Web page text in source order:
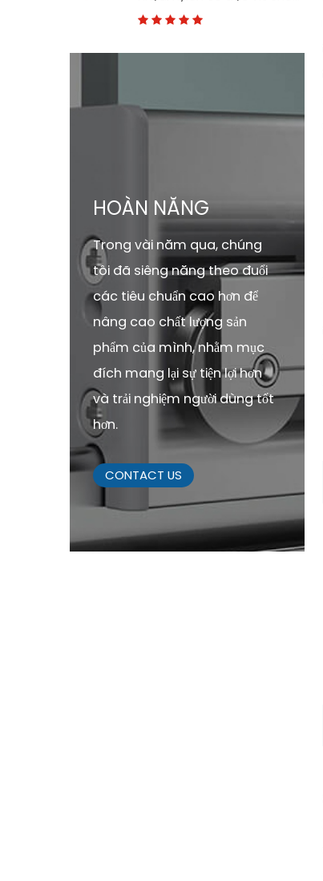
cửa trượt
HOÀN NĂNG
Trong vài năm qua, chúng
tôi đã siêng năng theo đuổi
các tiêu chuẩn cao hơn để
nâng cao chất lượng sản
phẩm của mình, nhằm mục
đích mang lại sự tiện lợi hơn
và trải nghiệm người dùng tốt
hơn.
CONTACT US